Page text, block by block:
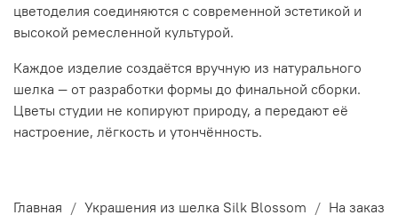
цветоделия соединяются с современной эстетикой и
высокой ремесленной культурой.
Каждое изделие создаётся вручную из натурального
шелка — от разработки формы до финальной сборки.
Цветы студии не копируют природу, а передают её
настроение, лёгкость и утончённость.
Главная Украшения из шелка Silk Blossom На заказ